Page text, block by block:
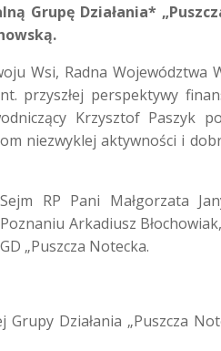
Grupę Działania*
Wsi, Radna Województwa
przyszłej perspektywy
Krzysztof Paszyk
niezwyklej aktywności i
RP Pani Małgorzata
Arkadiusz
„Puszcza Notecka.
Działania „Puszcza